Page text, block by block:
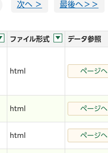
次へ ＞ 最後へ＞＞
ファイル形式 データ参照
html ページへ
html ページへ
html ページへ